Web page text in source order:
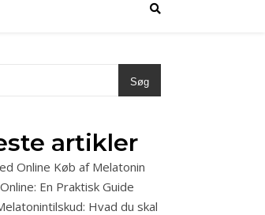
Søg
artikler
Online Køb af Melatonin
En Praktisk Guide
Hvad du skal